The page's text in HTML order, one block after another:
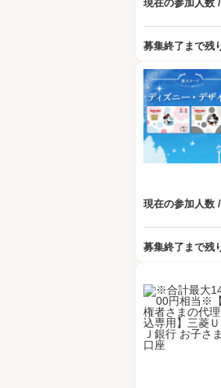
現在の参加人数
募集終了まで残
現在の参加人数
募集終了まで残